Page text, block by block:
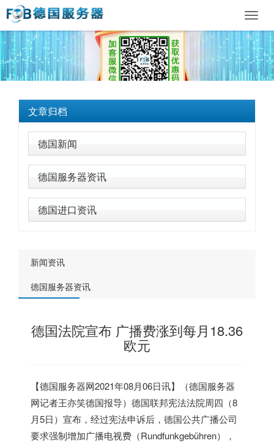
文章归档
德国新闻
德国服务器资讯
德国进口资讯
新闻资讯
德国服务器资讯
德国法院宣布 广播费涨到每月18.36
欧元
【德国服务器网2021年08月06日讯】（德国服务器
网记者王亦笑德国报导） 德国联邦宪法法院周四（8
月5日）宣布，经过宪法申诉后， 德国公共广播公司
要求强制增加广播电视费（Rundfunkgebühren），